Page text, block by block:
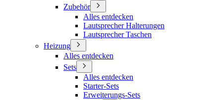
Zubehör
Alles entdecken
Lautsprecher Halterungen
Lautsprecher Taschen
Heizung
Alles entdecken
Sets
Alles entdecken
Starter-Sets
Erweiterungs-Sets